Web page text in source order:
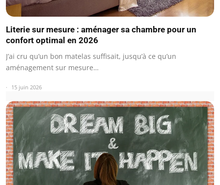
Literie sur mesure : aménager sa chambre pour un
confort optimal en 2026
J’ai cru qu’un bon matelas suffisait, jusqu’à ce qu’un
aménagement sur mesure…
15 juin 2026